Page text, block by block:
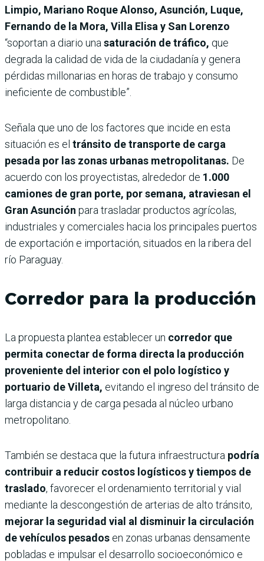
Limpio, Mariano Roque Alonso, Asunción, Luque,
Fernando de la Mora, Villa Elisa y San Lorenzo
“soportan a diario una saturación de tráfico, que
degrada la calidad de vida de la ciudadanía y genera
pérdidas millonarias en horas de trabajo y consumo
ineficiente de combustible”.
Señala que uno de los factores que incide en esta
situación es el tránsito de transporte de carga
pesada por las zonas urbanas metropolitanas. De
acuerdo con los proyectistas, alrededor de 1.000
camiones de gran porte, por semana, atraviesan el
Gran Asunción para trasladar productos agrícolas,
industriales y comerciales hacia los principales puertos
de exportación e importación, situados en la ribera del
río Paraguay.
Corredor para la producción
La propuesta plantea establecer un corredor que
permita conectar de forma directa la producción
proveniente del interior con el polo logístico y
portuario de Villeta, evitando el ingreso del tránsito de
larga distancia y de carga pesada al núcleo urbano
metropolitano.
También se destaca que la futura infraestructura podría
contribuir a reducir costos logísticos y tiempos de
traslado, favorecer el ordenamiento territorial y vial
mediante la descongestión de arterias de alto tránsito,
mejorar la seguridad vial al disminuir la circulación
de vehículos pesados en zonas urbanas densamente
pobladas e impulsar el desarrollo socioeconómico e